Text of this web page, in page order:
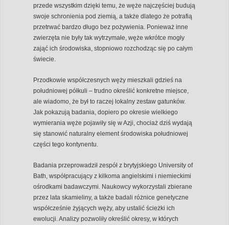
przede wszystkim dzięki temu, że węże najczęściej budują
swoje schronienia pod ziemią, a także dlatego że potrafią
przetrwać bardzo długo bez pożywienia. Ponieważ inne
zwierzęta nie były tak wytrzymałe, węże wkrótce mogły
zająć ich środowiska, stopniowo rozchodząc się po całym
świecie.
Przodkowie współczesnych węży mieszkali gdzieś na
południowej półkuli – trudno określić konkretne miejsce,
ale wiadomo, że był to raczej lokalny zestaw gatunków.
Jak pokazują badania, dopiero po okresie wielkiego
wymierania węże pojawiły się w Azji, chociaż dziś wydają
się stanowić naturalny element środowiska południowej
części tego kontynentu.
Badania przeprowadził zespół z brytyjskiego University of
Bath, współpracujący z kilkoma angielskimi i niemieckimi
ośrodkami badawczymi. Naukowcy wykorzystali zbierane
przez lata skamieliny, a także badali różnice genetyczne
współcześnie żyjących węży, aby ustalić ścieżki ich
ewolucji. Analizy pozwoliły określić okresy, w których